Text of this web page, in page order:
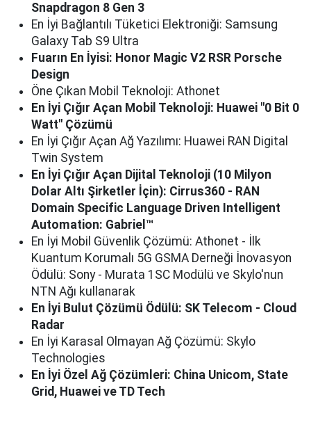
Snapdragon 8 Gen 3
En İyi Bağlantılı Tüketici Elektroniği: Samsung
Galaxy Tab S9 Ultra
Fuarın En İyisi: Honor Magic V2 RSR Porsche
Design
Öne Çıkan Mobil Teknoloji: Athonet
En İyi Çığır Açan Mobil Teknoloji: Huawei "0 Bit 0
Watt" Çözümü
En İyi Çığır Açan Ağ Yazılımı: Huawei RAN Digital
Twin System
En İyi Çığır Açan Dijital Teknoloji (10 Milyon
Dolar Altı Şirketler İçin): Cirrus360 - RAN
Domain Specific Language Driven Intelligent
Automation: Gabriel™
En İyi Mobil Güvenlik Çözümü: Athonet - İlk
Kuantum Korumalı 5G GSMA Derneği İnovasyon
Ödülü: Sony - Murata 1SC Modülü ve Skylo'nun
NTN Ağı kullanarak
En İyi Bulut Çözümü Ödülü: SK Telecom - Cloud
Radar
En İyi Karasal Olmayan Ağ Çözümü: Skylo
Technologies
En İyi Özel Ağ Çözümleri: China Unicom, State
Grid, Huawei ve TD Tech